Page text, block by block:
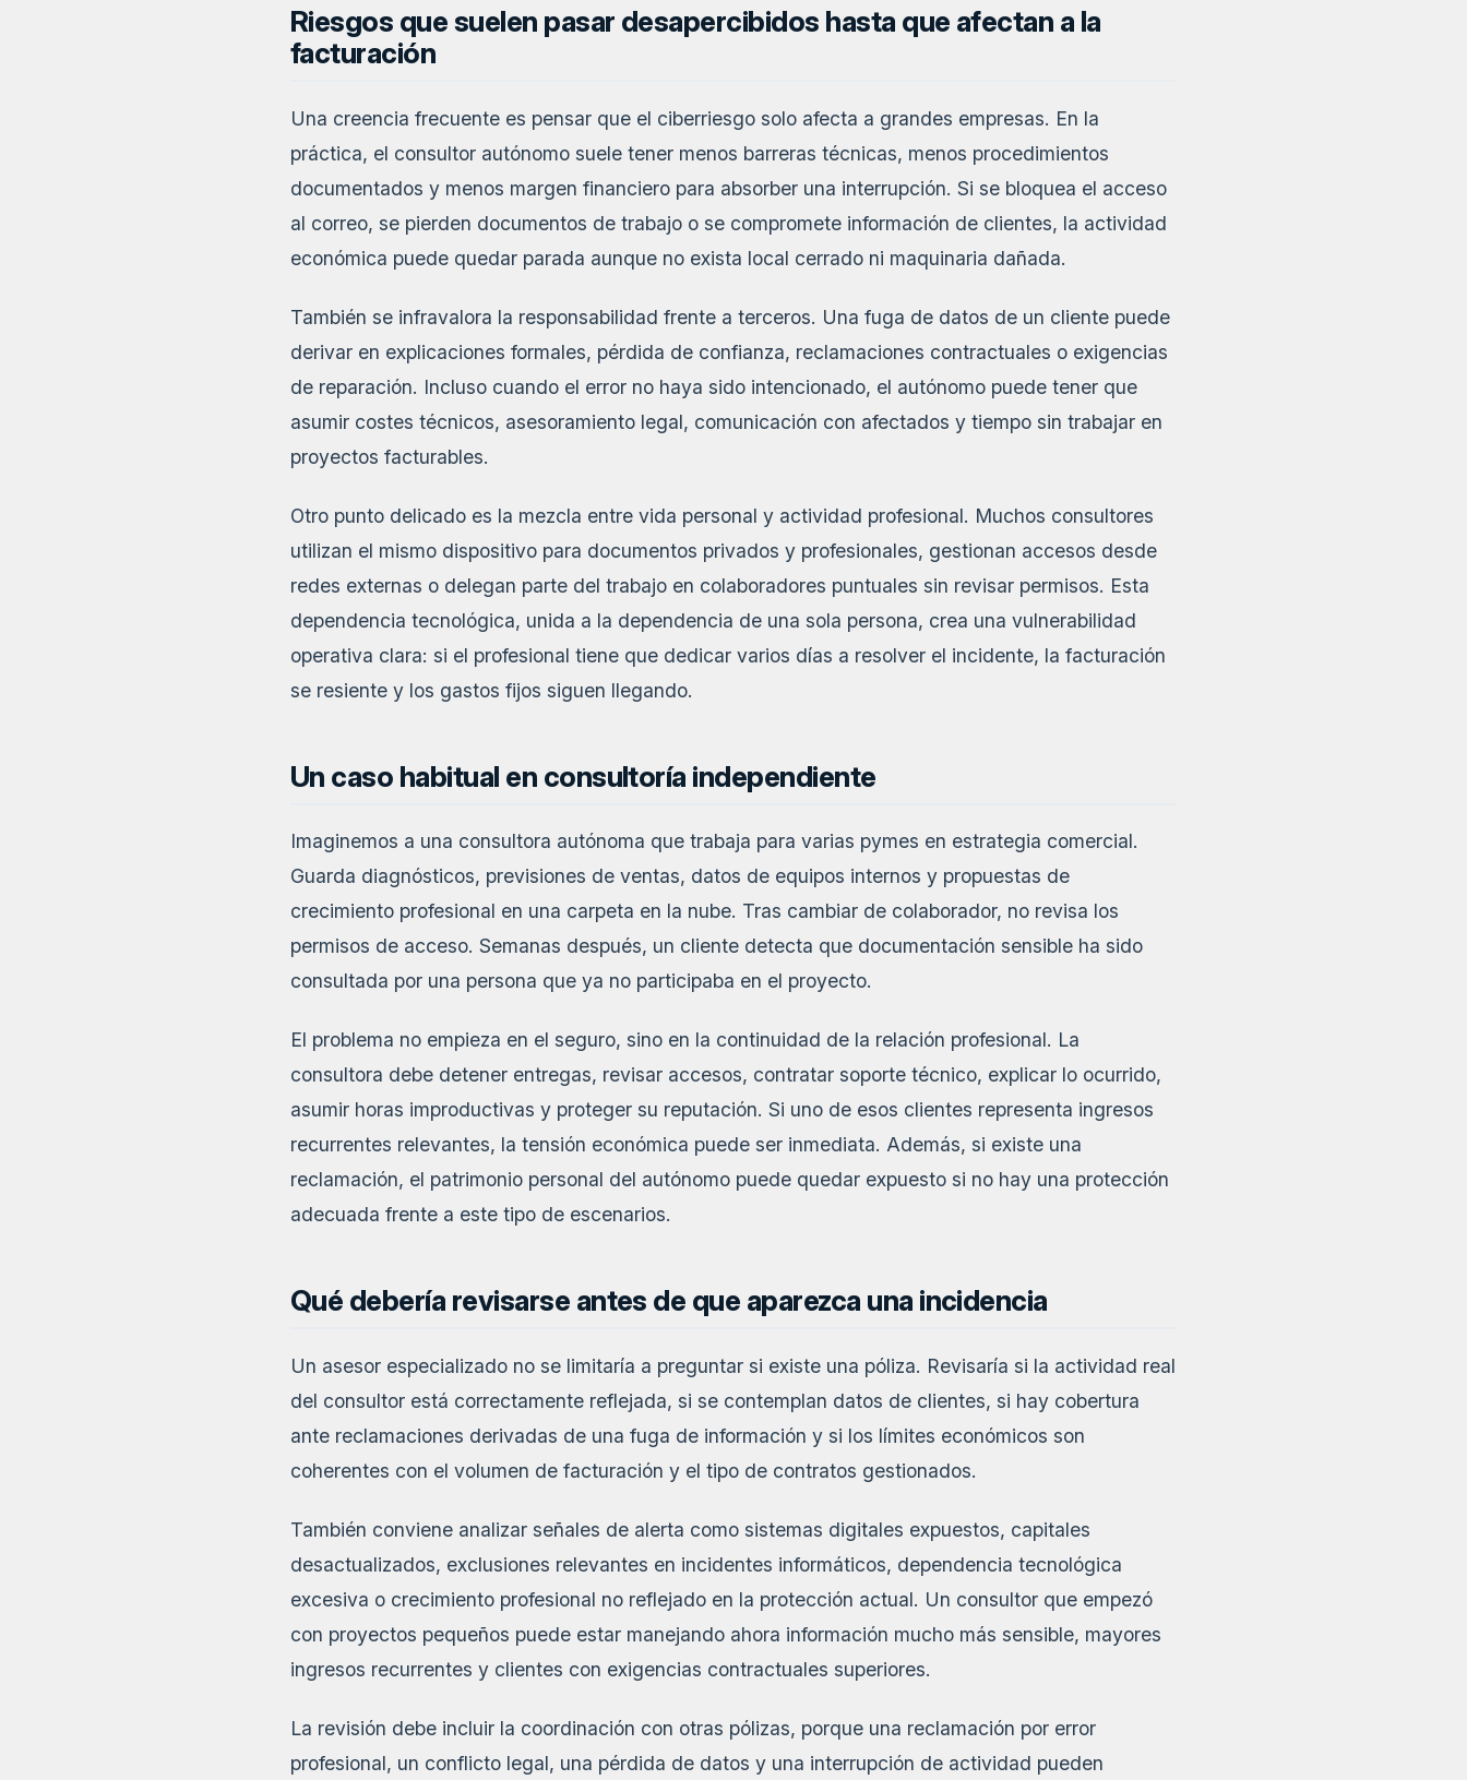
Riesgos que suelen pasar desapercibidos hasta que afectan a la
facturación
Una creencia frecuente es pensar que el ciberriesgo solo afecta a grandes empresas. En la
práctica, el consultor autónomo suele tener menos barreras técnicas, menos procedimientos
documentados y menos margen financiero para absorber una interrupción. Si se bloquea el acceso
al correo, se pierden documentos de trabajo o se compromete información de clientes, la actividad
económica puede quedar parada aunque no exista local cerrado ni maquinaria dañada.
También se infravalora la responsabilidad frente a terceros. Una fuga de datos de un cliente puede
derivar en explicaciones formales, pérdida de confianza, reclamaciones contractuales o exigencias
de reparación. Incluso cuando el error no haya sido intencionado, el autónomo puede tener que
asumir costes técnicos, asesoramiento legal, comunicación con afectados y tiempo sin trabajar en
proyectos facturables.
Otro punto delicado es la mezcla entre vida personal y actividad profesional. Muchos consultores
utilizan el mismo dispositivo para documentos privados y profesionales, gestionan accesos desde
redes externas o delegan parte del trabajo en colaboradores puntuales sin revisar permisos. Esta
dependencia tecnológica, unida a la dependencia de una sola persona, crea una vulnerabilidad
operativa clara: si el profesional tiene que dedicar varios días a resolver el incidente, la facturación
se resiente y los gastos fijos siguen llegando.
Un caso habitual en consultoría independiente
Imaginemos a una consultora autónoma que trabaja para varias pymes en estrategia comercial.
Guarda diagnósticos, previsiones de ventas, datos de equipos internos y propuestas de
crecimiento profesional en una carpeta en la nube. Tras cambiar de colaborador, no revisa los
permisos de acceso. Semanas después, un cliente detecta que documentación sensible ha sido
consultada por una persona que ya no participaba en el proyecto.
El problema no empieza en el seguro, sino en la continuidad de la relación profesional. La
consultora debe detener entregas, revisar accesos, contratar soporte técnico, explicar lo ocurrido,
asumir horas improductivas y proteger su reputación. Si uno de esos clientes representa ingresos
recurrentes relevantes, la tensión económica puede ser inmediata. Además, si existe una
reclamación, el patrimonio personal del autónomo puede quedar expuesto si no hay una protección
adecuada frente a este tipo de escenarios.
Qué debería revisarse antes de que aparezca una incidencia
Un asesor especializado no se limitaría a preguntar si existe una póliza. Revisaría si la actividad real
del consultor está correctamente reflejada, si se contemplan datos de clientes, si hay cobertura
ante reclamaciones derivadas de una fuga de información y si los límites económicos son
coherentes con el volumen de facturación y el tipo de contratos gestionados.
También conviene analizar señales de alerta como sistemas digitales expuestos, capitales
desactualizados, exclusiones relevantes en incidentes informáticos, dependencia tecnológica
excesiva o crecimiento profesional no reflejado en la protección actual. Un consultor que empezó
con proyectos pequeños puede estar manejando ahora información mucho más sensible, mayores
ingresos recurrentes y clientes con exigencias contractuales superiores.
La revisión debe incluir la coordinación con otras pólizas, porque una reclamación por error
profesional, un conflicto legal, una pérdida de datos y una interrupción de actividad pueden